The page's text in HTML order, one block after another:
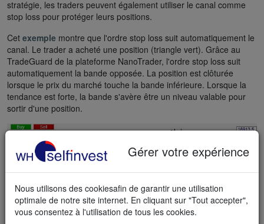
stratégie, les traders peuvent également utiliser le canal comme
stop loss pour protéger leurs positions.
Cet exemple montre que l'ordre stop loss suit automatiquement le
canal. Le trader a acheté une position (triangle vert). Grâce au
TradeGuard de la plateforme NanoTrader, l'ordre stop loss suit
automatiquement la bande opposée. La position est clôturée
lorsque le prix du marché touche la bande inférieure. Lorsque la
tendance est forte, la bande s'avère être un niveau valable pour
sortir d'une position.
Gérer votre expérience
Nous utilisons des cookiesafin de garantir une utilisation
optimale de notre site internet. En cliquant sur "Tout accepter",
vous consentez à l'utilisation de tous les cookies.